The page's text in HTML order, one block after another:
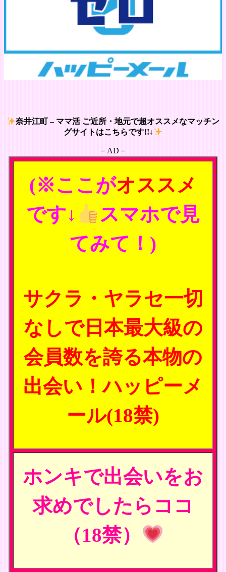
奈井江町 – ママ活 ご近所・地元で超オススメなマッチン
グサイトはこちらです!!↓
－AD－
(※ここがオススメ
です↓
スマホで見
てみて！)
サクラ・ヤラセ一切
なしで日本最大級の
会員数を誇る本物の
出会い！ハッピーメ
ール(18禁)
ホンキで出会いをお
求めでしたらココ
（18禁）